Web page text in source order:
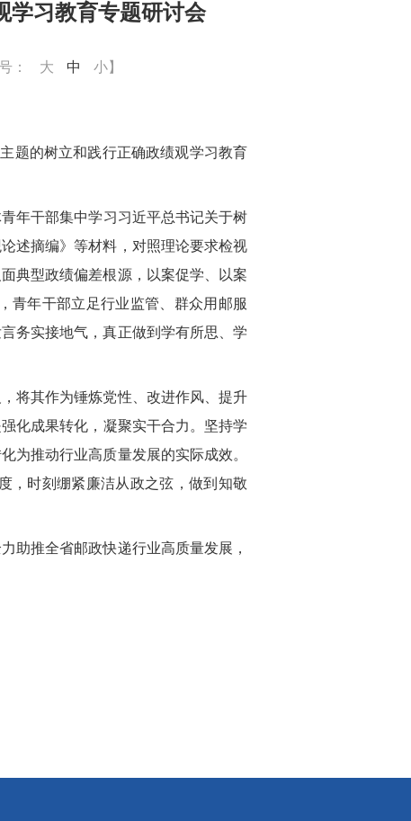
学习教育专题研讨会
： 大 中 小】
题的树立和践行正确政绩观学习教育
年干部集中学习习近平总书记关于树
述摘编》等材料，对照理论要求检视
典型政绩偏差根源，以案促学、以案
青年干部立足行业监管、群众用邮服
务实接地气，真正做到学有所思、学
将其作为锤炼党性、改进作风、提升
强化成果转化，凝聚实干合力。坚持学
为推动行业高质量发展的实际成效。
，时刻绷紧廉洁从政之弦，做到知敬
助推全省邮政快递行业高质量发展，